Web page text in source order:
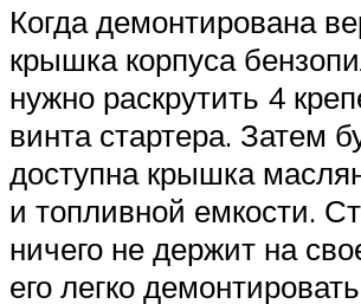
Когда демонтирована
крышка корпуса
нужно раскрутить 4
винта стартера. Затем
доступна крышка
и топливной емкости.
ничего не держит на
его легко